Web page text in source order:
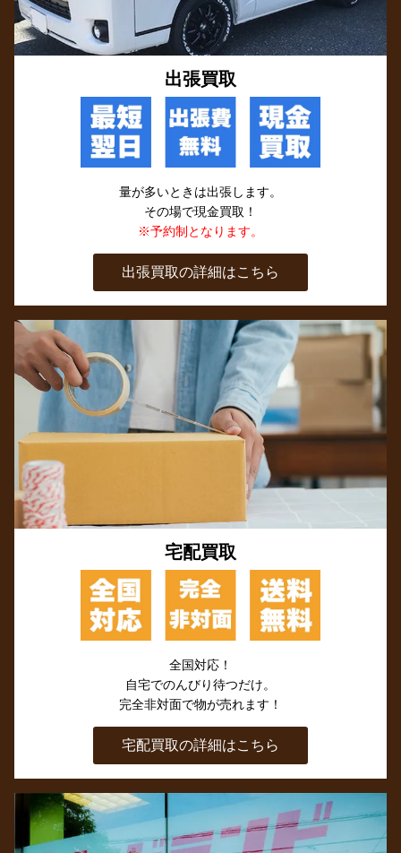
出張買取
量が多いときは出張します。
その場で現金買取！
※予約制となります。
出張買取の詳細はこちら
宅配買取
全国対応！
自宅でのんびり待つだけ。
完全非対面で物が売れます！
宅配買取の詳細はこちら